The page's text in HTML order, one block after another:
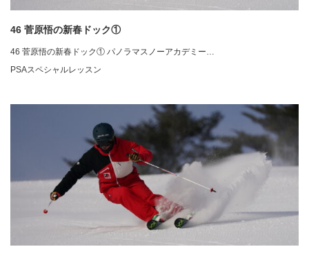
46 菅原悟の新春ドック①
46 菅原悟の新春ドック① パノラマスノーアカデミー…
PSAスペシャルレッスン